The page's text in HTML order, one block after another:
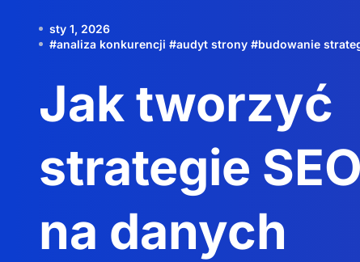
sty 1, 2026
#analiza konkurencji #audyt strony #budowanie
Jak tworzyć
strategie
na danych